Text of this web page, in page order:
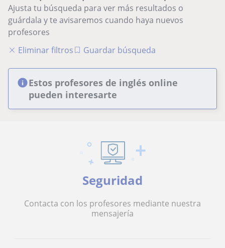
Ajusta tu búsqueda para ver más resultados o
guárdala y te avisaremos cuando haya nuevos
profesores
Eliminar filtros
Guardar búsqueda
Estos profesores de inglés online
pueden interesarte
Seguridad
Contacta con los profesores mediante nuestra
mensajería